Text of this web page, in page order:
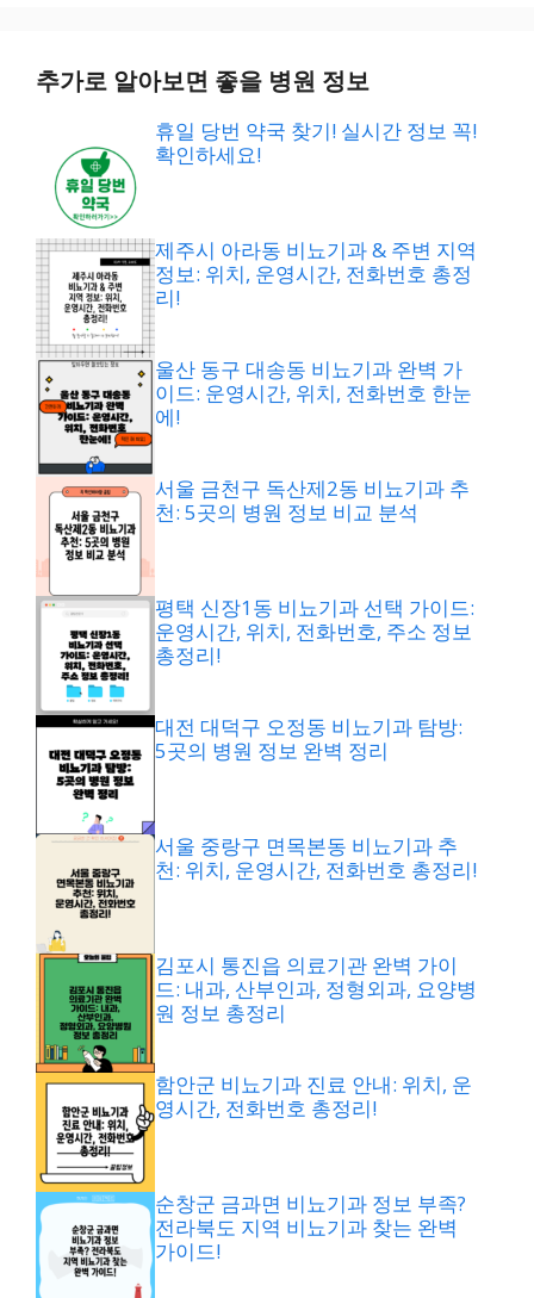
추가로 알아보면 좋을 병원 정보
휴일 당번 약국 찾기! 실시간 정보 꼭!
확인하세요!
제주시 아라동 비뇨기과 & 주변 지역
정보: 위치, 운영시간, 전화번호 총정
리!
울산 동구 대송동 비뇨기과 완벽 가
이드: 운영시간, 위치, 전화번호 한눈
에!
서울 금천구 독산제2동 비뇨기과 추
천: 5곳의 병원 정보 비교 분석
평택 신장1동 비뇨기과 선택 가이드:
운영시간, 위치, 전화번호, 주소 정보
총정리!
대전 대덕구 오정동 비뇨기과 탐방:
5곳의 병원 정보 완벽 정리
서울 중랑구 면목본동 비뇨기과 추
천: 위치, 운영시간, 전화번호 총정리!
김포시 통진읍 의료기관 완벽 가이
드: 내과, 산부인과, 정형외과, 요양병
원 정보 총정리
함안군 비뇨기과 진료 안내: 위치, 운
영시간, 전화번호 총정리!
순창군 금과면 비뇨기과 정보 부족?
전라북도 지역 비뇨기과 찾는 완벽
가이드!